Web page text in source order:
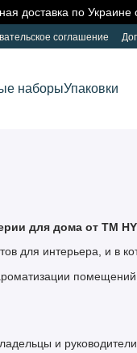
доставка по Украине
соглашение
наборыУпаковки
для дома от ТМ
для интерьера, и в
и